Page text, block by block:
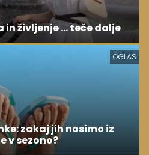
življenje ... teče dalje
OGLAS
zakaj jih nosimo iz
v sezono?